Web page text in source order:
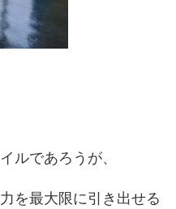
ルであろうが、
を最大限に引き出せる